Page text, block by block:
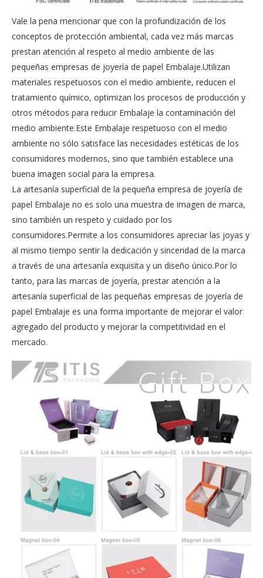
Vale la pena mencionar que con la profundización de los
conceptos de protección ambiental, cada vez más marcas
prestan atención al respeto al medio ambiente de las
pequeñas empresas de joyería de papel Embalaje.Utilizan
materiales respetuosos con el medio ambiente, reducen el
tratamiento químico, optimizan los procesos de producción y
otros métodos para reducir Embalaje la contaminación del
medio ambiente.Este Embalaje respetuoso con el medio
ambiente no sólo satisface las necesidades estéticas de los
consumidores modernos, sino que también establece una
buena imagen social para la empresa.
La artesanía superficial de la pequeña empresa de joyería de
papel Embalaje no es solo una muestra de imagen de marca,
sino también un respeto y cuidado por los
consumidores.Permite a los consumidores apreciar las joyas y
al mismo tiempo sentir la dedicación y sinceridad de la marca
a través de una artesanía exquisita y un diseño único.Por lo
tanto, para las marcas de joyería, prestar atención a la
artesanía superficial de las pequeñas empresas de joyería de
papel Embalaje es una forma importante de mejorar el valor
agregado del producto y mejorar la competitividad en el
mercado.